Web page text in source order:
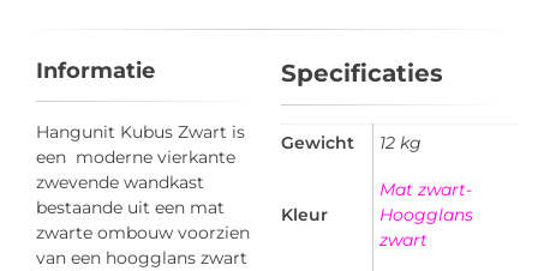
Informatie
Hangunit Kubus Zwart is
een moderne vierkante
zwevende wandkast
bestaande uit een mat
zwarte ombouw voorzien
van een hoogglans zwart
Specificaties
Gewicht 12 kg
Kleur
Mat zwart-
Hoogglans
zwart